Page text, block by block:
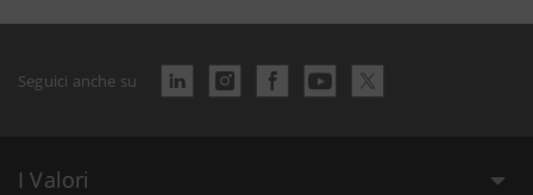
Seguici anche su
I Valori